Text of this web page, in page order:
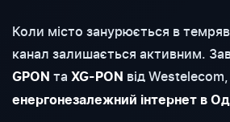
Коли місто занурюється в
канал залишається активним.
GPON та XG-PON від
енергонезалежний інтернет в